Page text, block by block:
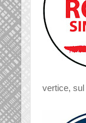
vertice, sul